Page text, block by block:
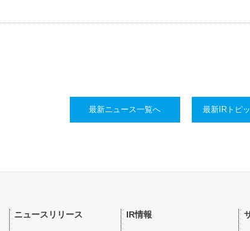
最新ニュース一覧へ 最新IRトピ
ニュースリリース IR情報